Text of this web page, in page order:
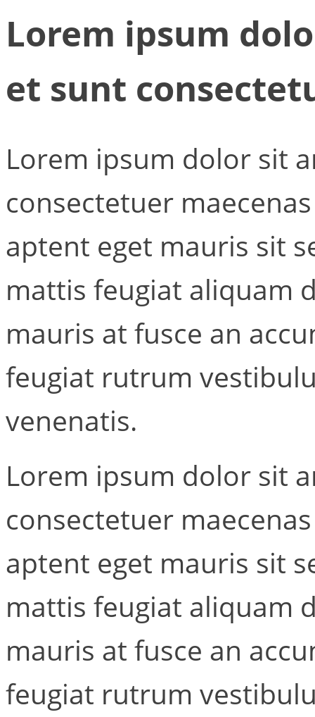
Lorem ipsum
et sunt
Lorem ipsum dolor sit
consectetuer
aptent eget mauris sit
mattis feugiat aliquam
mauris at fusce an
feugiat rutrum
venenatis.
Lorem ipsum dolor sit
consectetuer
aptent eget mauris sit
mattis feugiat aliquam
mauris at fusce an
feugiat rutrum